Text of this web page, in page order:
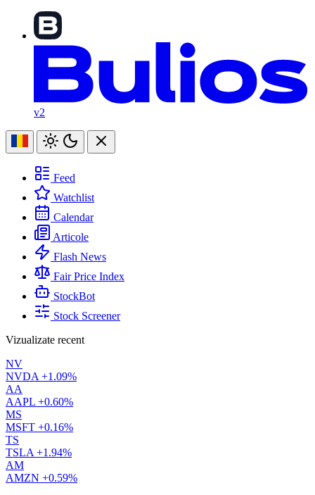
v2
Feed
Watchlist
Calendar
Articole
Flash News
Fair Price Index
StockBot
Stock Screener
Vizualizate recent
NV
NVDA +1.09%
AA
AAPL +0.60%
MS
MSFT +0.16%
TS
TSLA +1.94%
AM
AMZN +0.59%